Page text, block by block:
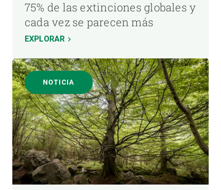
75% de las extinciones globales y
cada vez se parecen más
EXPLORAR
NOTICIA